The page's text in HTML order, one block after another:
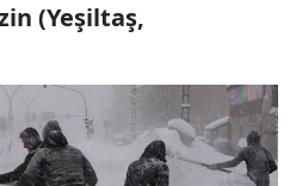
(Yeşiltaş,